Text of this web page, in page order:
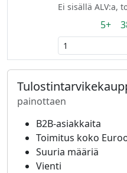
Ei sisällä ALV:a,
5+
painottaen
B2B-asiakkaita
Toimitus koko
Suuria määriä
Vienti